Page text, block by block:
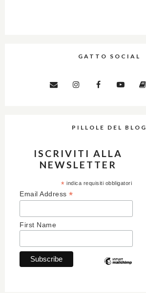
GATTO SOCIAL
PILLOLE DEL BLOG
ISCRIVITI ALLA
NEWSLETTER
* indica requisiti obbligatori
Email Address *
First Name